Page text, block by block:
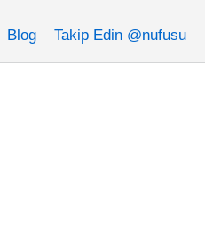
Blog Takip Edin @nufusu